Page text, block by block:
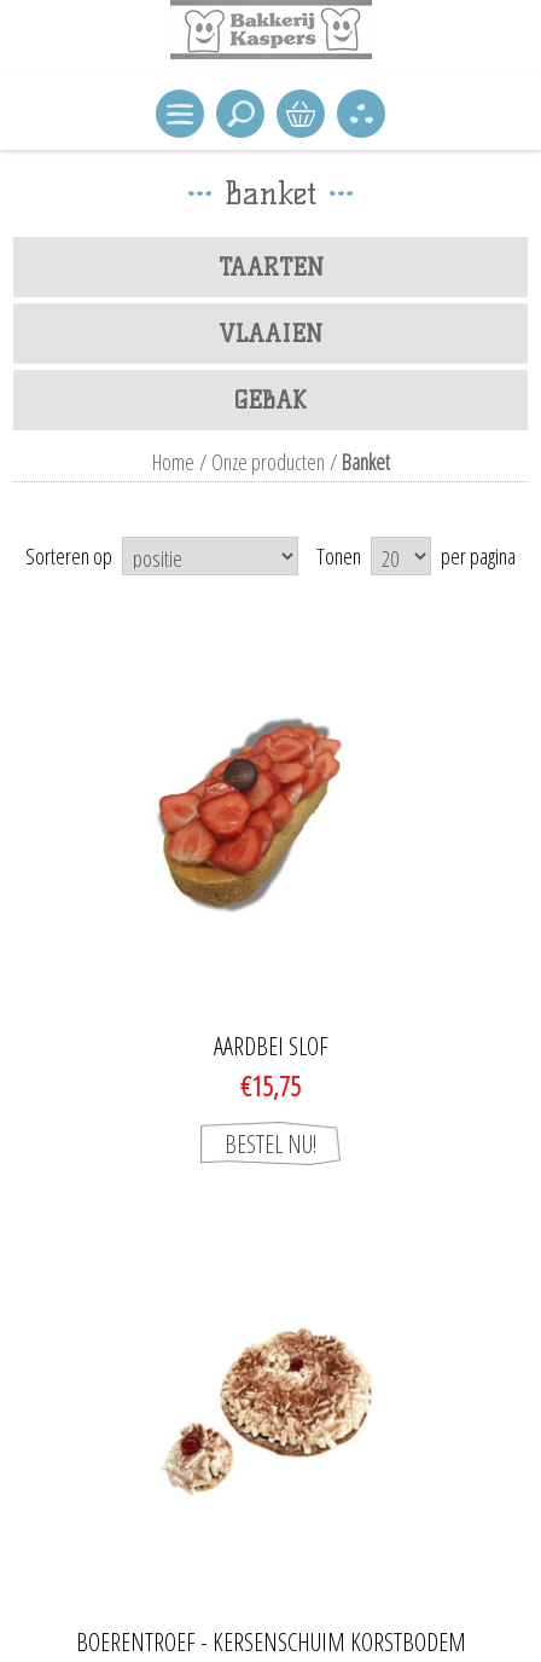
Banket
TAARTEN
VLAAIEN
GEBAK
Home / Onze producten / Banket
Sorteren op Tonen per pagina
AARDBEI SLOF
€15,75
BOERENTROEF - KERSENSCHUIM KORSTBODEM